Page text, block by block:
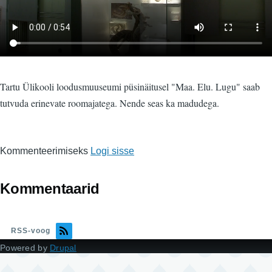
Tartu Ülikooli loodusmuuseumi püsinäitusel "Maa. Elu. Lugu" saab
tutvuda erinevate roomajatega. Nende seas ka madudega.
Kommenteerimiseks Logi sisse
Kommentaarid
RSS-voog
Powered by Drupal